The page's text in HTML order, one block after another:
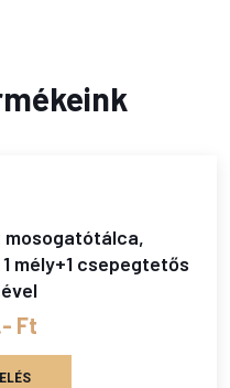
mosogatótálca,
mély+1 csepegtetős
Ft